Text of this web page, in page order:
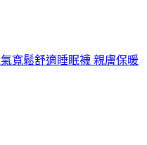
寬鬆舒適睡眠襪 親膚保暖